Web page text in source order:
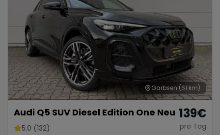
Garbsen (61 km)
Audi Q5 SUV Diesel Edition One Neu
5.0 (132)
139€
pro Tag